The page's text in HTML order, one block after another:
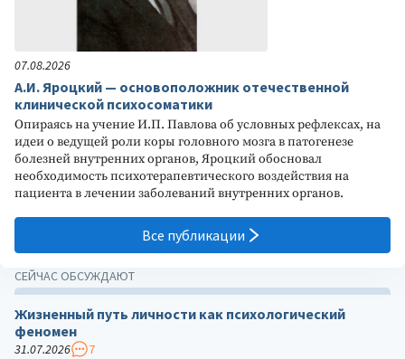
07.08.2026
А.И. Яроцкий — основоположник отечественной
клинической психосоматики
Опираясь на учение И.П. Павлова об условных рефлексах, на
идеи о ведущей роли коры головного мозга в патогенезе
болезней внутренних органов, Яроцкий обосновал
необходимость психотерапевтического воздействия на
пациента в лечении заболеваний внутренних органов.
Все публикации
СЕЙЧАС ОБСУЖДАЮТ
Жизненный путь личности как психологический
феномен
31.07.2026 7